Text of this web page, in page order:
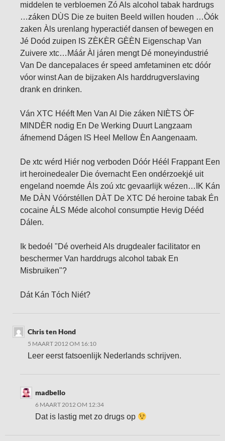
middelen te verbloemen Zó Als alcohol tabak hardrugs
…záken DÙS Die ze buiten Beeld willen houden …Òók
zaken Àls urenlang hyperactiéf dansen of bewegen en
Jé Doód zuipen IS ZÈKÈR GÈÈN Eigenschap Van
Zuivere xtc…Máár Àl járen mengt Dé moneyindustrié
Van De dancepalaces ér speed amfetaminen etc dóór
vóor winst Aan de bijzaken Als harddrugverslaving
drank en drinken.
Ván XTC Hééft Men Van Al Die záken NIÈTS ÒF
MINDÈR nodig En De Werking Duurt Langzaam
áfnemend Dágen IS Heel Mellow Èn Aangenaam.
De xtc wérd Hiér nog verboden Dóór Héél Frappant Een
irt heroinedealer Die óvernacht Een ondérzoekjé uit
engeland noemde Áls zoú xtc gevaarlijk wézen…IK Kán
Me DÀN Vóórstéllen DÀT De XTC Dé heroine tabak Én
cocaine ÁLS Méde alcohol consumptie Hevig Dééd
Dálen.
Ik bedoél "Dé overheid Als drugdealer facilitator en
beschermer Van harddrugs alcohol tabak En
Misbruiken"?
Dát Kán Tóch Niét?
Chris ten Hond
5 MAART 2012 OM 16:10
Leer eerst fatsoenlijk Nederlands schrijven.
madbello
6 MAART 2012 OM 12:34
Dat is lastig met zo drugs op